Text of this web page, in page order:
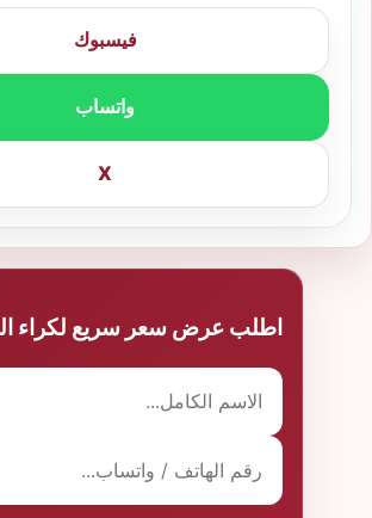
فيسبوك
واتساب
X
اطلب عرض سعر سريع لكراء
الاسم الكامل
رقم الهاتف أو واتساب
تفاصيل الطلب